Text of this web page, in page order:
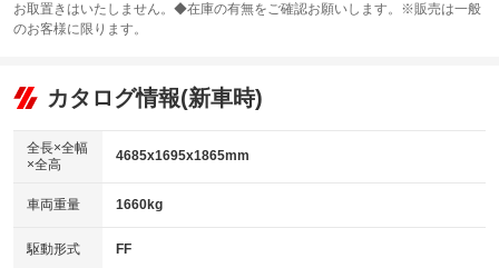
サンルーフ
：装備なし ABS
リフトアップ
：装備なし
：装備なし
パワーウィンドウ
アイドリングストップ
：装備あり
USB入力端子
：装備なし
TV：フルセグ
：装備あり
ビジュアル：-／DVD再生
：装備あり
アルミホイール：15インチ
：装備あり
HID(キセノンライト)
お取置きはいたしません。◆在庫の有無をご確認お願いします。※販売は一般
のお客様に限ります。
カタログ情報(新車時)
全長×全幅
×全高
4685x1695x1865mm
車両重量 1660kg
駆動形式 FF